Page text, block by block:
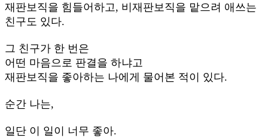
재판보직을 힘들어하고, 비재판보직을 맡으려 애쓰는
친구도 있다.​
그 친구가 한 번은
어떤 마음으로 판결을 하냐고
재판보직을 좋아하는 나에게 물어본 적이 있다.​
순간 나는,
일단 이 일이 너무 좋아.